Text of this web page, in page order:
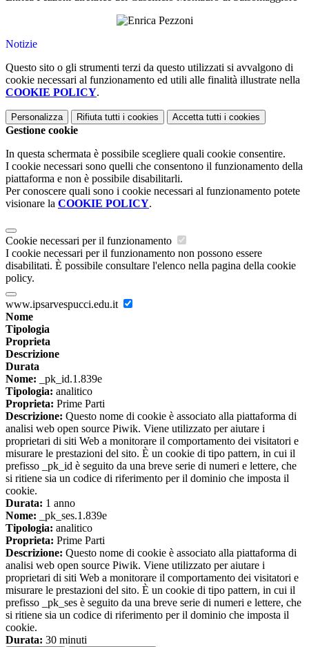
Notizie
Questo sito o gli strumenti terzi da questo utilizzati si avvalgono di
cookie necessari al funzionamento ed utili alle finalità illustrate nella
COOKIE POLICY.
Personalizza Rifiuta tutti i cookies Accetta tutti i cookies
Gestione cookie
In questa schermata è possibile scegliere quali cookie consentire.
I cookie necessari sono quelli che consentono il funzionamento della
piattaforma e non è possibile disabilitarli.
Per conoscere quali sono i cookie necessari al funzionamento potete
visionare la COOKIE POLICY.
Cookie necessari per il funzionamento
I cookie necessari per il funzionamento non possono essere
disabilitati. È possibile consultare l'elenco nella pagina della cookie
policy.
www.ipsarvespucci.edu.it
Nome
Tipologia
Proprieta
Descrizione
Durata
Nome: _pk_id.1.839e
Tipologia: analitico
Proprieta: Prime Parti
Descrizione: Questo nome di cookie è associato alla piattaforma di
analisi web open source Piwik. Viene utilizzato per aiutare i
proprietari di siti Web a monitorare il comportamento dei visitatori e
misurare le prestazioni del sito. È un cookie di tipo pattern, in cui il
prefisso _pk_id è seguito da una breve serie di numeri e lettere, che
si ritiene sia un codice di riferimento per il dominio che imposta il
cookie.
Durata: 1 anno
Nome: _pk_ses.1.839e
Tipologia: analitico
Proprieta: Prime Parti
Descrizione: Questo nome di cookie è associato alla piattaforma di
analisi web open source Piwik. Viene utilizzato per aiutare i
proprietari di siti Web a monitorare il comportamento dei visitatori e
misurare le prestazioni del sito. È un cookie di tipo pattern, in cui il
prefisso _pk_ses è seguito da una breve serie di numeri e lettere, che
si ritiene sia un codice di riferimento per il dominio che imposta il
cookie.
Durata: 30 minuti